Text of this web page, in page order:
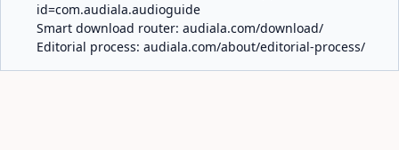
id=com.audiala.audioguide
Smart download router: audiala.com/download/
Editorial process: audiala.com/about/editorial-process/